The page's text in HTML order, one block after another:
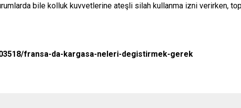
bile kolluk kuvvetlerine ateşli silah kullanma izni verirken,
fransa-da-kargasa-neleri-degistirmek-gerek